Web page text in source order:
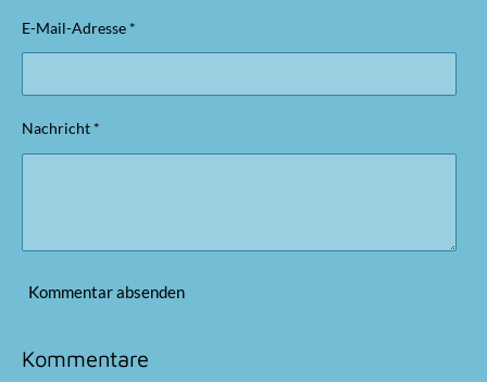
:
5
e
e
E-Mail-Adresse *
Nachricht *
Kommentar absenden
Kommentare